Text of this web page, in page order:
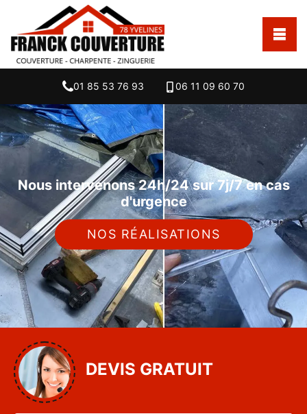
01 85 53 76 93 06 11 09 60 70
Nous intervenons 24h/24 sur 7j/7 en cas
d'urgence
NOS RÉALISATIONS
DEVIS GRATUIT